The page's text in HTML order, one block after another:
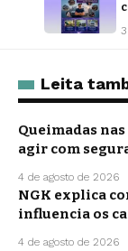
Leita
Queimadas
agir com
4 de agosto de 2026
NGK explica
influencia os
4 de agosto de 2026